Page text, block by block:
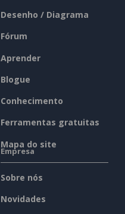
Desenho / Diagrama
Fórum
Aprender
Blogue
Conhecimento
Ferramentas gratuitas
Mapa do site
Empresa
Sobre nós
Novidades